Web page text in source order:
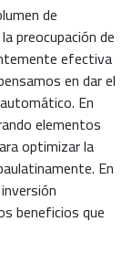
de
preocupación de
efectiva
en dar el
En
elementos
optimizar la
En
beneficios que